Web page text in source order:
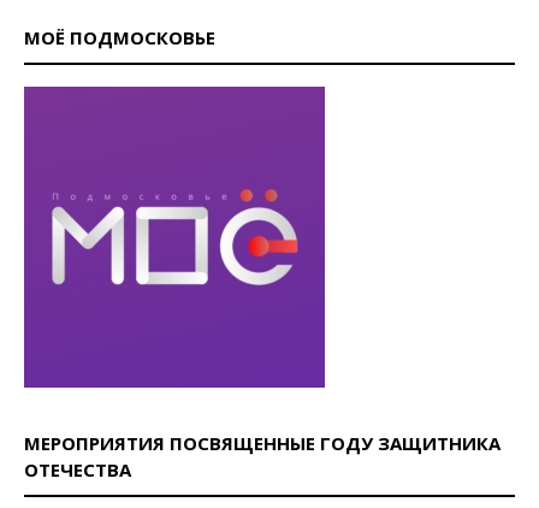
МОЁ ПОДМОСКОВЬЕ
МЕРОПРИЯТИЯ ПОСВЯЩЕННЫЕ ГОДУ ЗАЩИТНИКА
ОТЕЧЕСТВА